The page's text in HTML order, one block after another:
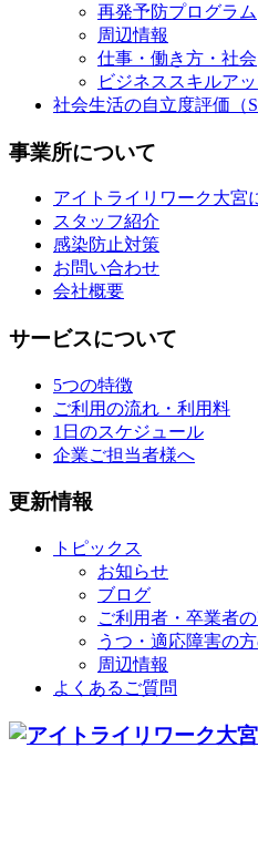
再発予防プログラム
周辺情報
仕事・働き方・社会
ビジネススキルア
社会生活の自立度評価（
事業所について
アイトライリワーク大宮
スタッフ紹介
感染防止対策
お問い合わせ
会社概要
サービスについて
5つの特徴
ご利用の流れ・利用料
1日のスケジュール
企業ご担当者様へ
更新情報
トピックス
お知らせ
ブログ
ご利用者・卒業者
うつ・適応障害の
周辺情報
よくあるご質問